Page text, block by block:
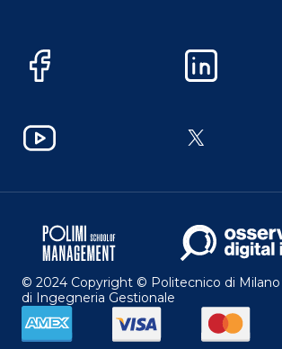
Facebook LinkedIn
YouTube X
© 2024 Copyright © Politecnico di
di Ingegneria Gestionale